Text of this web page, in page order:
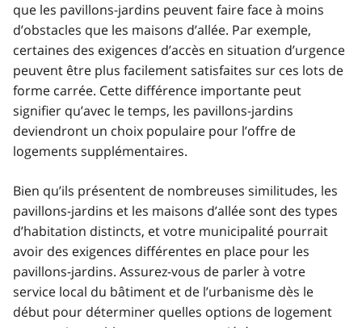
que les pavillons-jardins peuvent faire face à moins
d’obstacles que les maisons d’allée. Par exemple,
certaines des exigences d’accès en situation d’urgence
peuvent être plus facilement satisfaites sur ces lots de
forme carrée. Cette différence importante peut
signifier qu’avec le temps, les pavillons-jardins
deviendront un choix populaire pour l’offre de
logements supplémentaires.
Bien qu’ils présentent de nombreuses similitudes, les
pavillons-jardins et les maisons d’allée sont des types
d’habitation distincts, et votre municipalité pourrait
avoir des exigences différentes en place pour les
pavillons-jardins. Assurez-vous de parler à votre
service local du bâtiment et de l’urbanisme dès le
début pour déterminer quelles options de logement